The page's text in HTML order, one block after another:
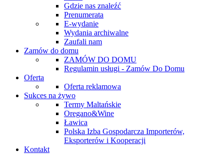
Gdzie nas znaleźć
Prenumerata
E-wydanie
Wydania archiwalne
Zaufali nam
Zamów do domu
ZAMÓW DO DOMU
Regulamin usługi - Zamów Do Domu
Oferta
Oferta reklamowa
Sukces na żywo
Termy Maltańskie
Oregano&Wine
Ławica
Polska Izba Gospodarcza Importerów,
Eksporterów i Kooperacji
Kontakt